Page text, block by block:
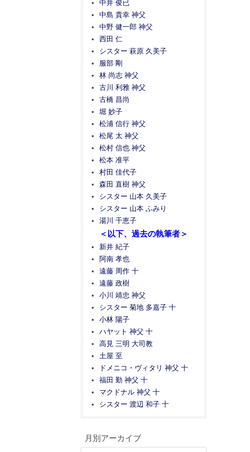
中井 俊已
中島 貴幸 神父
中野 健一郎 神父
西田 仁
シスター 萩原 久美子
服部 剛
林 尚志 神父
古川 利雅 神父
古橋 昌尚
堀 妙子
松浦 信行 神父
松尾 太 神父
松村 信也 神父
松本 准平
村田 佳代子
森田 直樹 神父
シスター 山本 久美子
シスター 山本 ふみり
湯川 千恵子
＜以下、過去の執筆者＞
新井 紀子
阿南 孝也
遠藤 周作 十
遠藤 政樹
小川 靖忠 神父
シスター 菊地 多嘉子 十
小林 陽子
ハヤット 神父 十
高見 三明 大司教
土屋 至
ドメニコ・ヴィタリ 神父 十
福田 勤 神父 十
マクドナル 神父 十
シスター 渡辺 和子 十
月別アーカイブ